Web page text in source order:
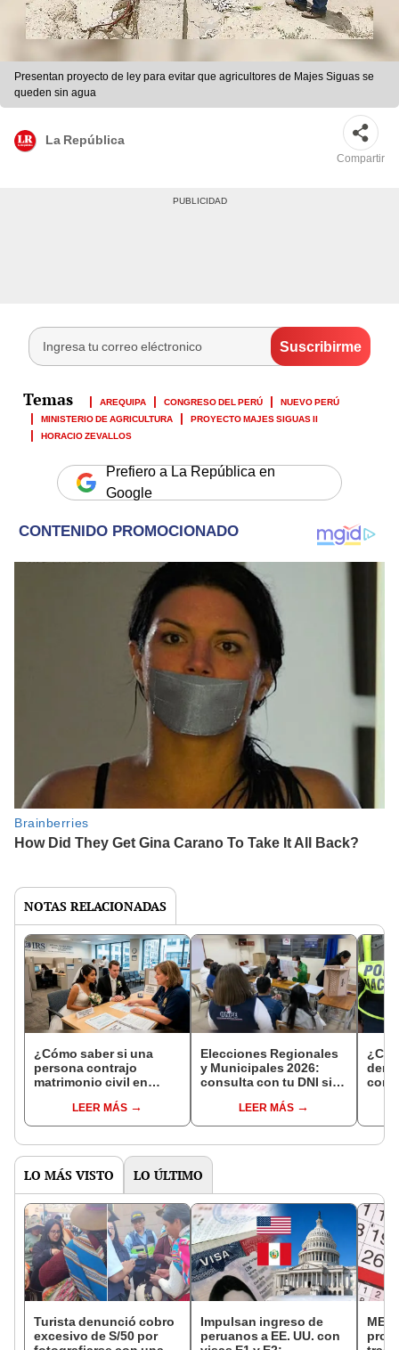
Presentan proyecto de ley para evitar que agricultores de Majes Siguas se
queden sin agua
La República
Compartir
AREQUIPA CONGRESO DEL PERÚ
NUEVO PERÚ
MINISTERIO DE AGRICULTURA
PROYECTO MAJES SIGUAS II
HORACIO ZEVALLOS
Prefiero a La República en
Google
NOTAS RELACIONADAS
¿Cómo saber si una
persona contrajo
matrimonio civil en
LEER MÁS
Elecciones Regionales
y Municipales 2026:
consulta con tu DNI si
de mesa para este 4 de
octubre en el link oficial
LEER MÁS
con
LO MÁS VISTO LO ÚLTIMO
Turista denunció cobro
excesivo de S/50 por
Impulsan ingreso de
peruanos a EE. UU. con
MEF